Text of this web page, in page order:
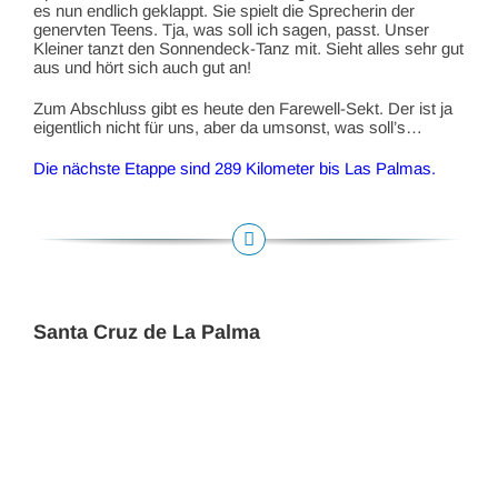
es nun endlich geklappt. Sie spielt die Sprecherin der
genervten Teens. Tja, was soll ich sagen, passt. Unser
Kleiner tanzt den Sonnendeck-Tanz mit. Sieht alles sehr gut
aus und hört sich auch gut an!
Zum Abschluss gibt es heute den Farewell-Sekt. Der ist ja
eigentlich nicht für uns, aber da umsonst, was soll’s…
Die nächste Etappe sind 289 Kilometer bis Las Palmas.
Santa Cruz de La Palma